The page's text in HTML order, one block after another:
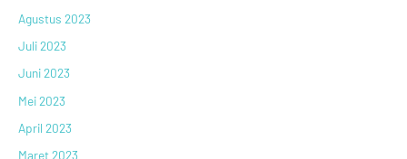
Agustus 2023
Juli 2023
Juni 2023
Mei 2023
April 2023
Maret 2023